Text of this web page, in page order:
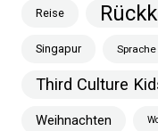
Reise
Singapur Sprache
Third Culture
Weihnachten